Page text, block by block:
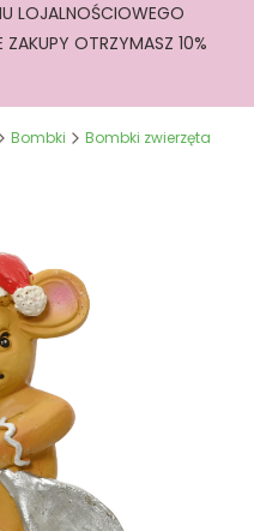
LOJALNOŚCIOWEGO
ZAKUPY OTRZYMASZ 10%
Bombki Bombki zwierzęta